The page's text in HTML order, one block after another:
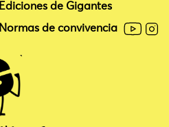
Ediciones de Gigantes
Normas de convivencia